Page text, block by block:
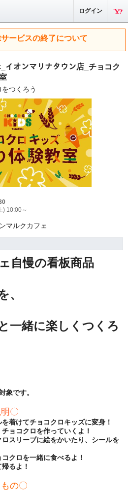
ログイン
ービスの終了について
イオンマリナタウン店_チョコク
つくろう
10:00～
マルクカフェ
自慢の看板商品
、
一緒に楽しくつくろ
象です。
〇
着けてチョコクロキッズに変身！
ョコクロを作っていくよ！
ロスリーブに絵をかいたり、シールを
クロを一緒に食べるよ！
るよ！
の〇